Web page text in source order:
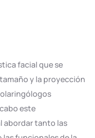
facial que se
y la proyección
este
abordar tanto las